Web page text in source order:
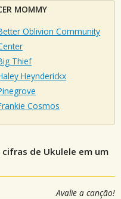
MOMMY
Oblivion Community
Thief
Heynderickx
Cosmos
cifras de Ukulele em um
Avalie a canção!